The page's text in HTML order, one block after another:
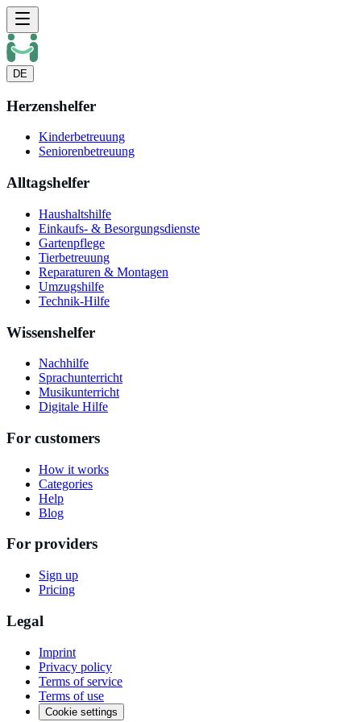
DE
Herzenshelfer
Kinderbetreuung
Seniorenbetreuung
Alltagshelfer
Haushaltshilfe
Einkaufs- & Besorgungsdienste
Gartenpflege
Tierbetreuung
Reparaturen & Montagen
Umzugshilfe
Technik-Hilfe
Wissenshelfer
Nachhilfe
Sprachunterricht
Musikunterricht
Digitale Hilfe
For customers
How it works
Categories
Help
Blog
For providers
Sign up
Pricing
Legal
Imprint
Privacy policy
Terms of service
Terms of use
Cookie settings